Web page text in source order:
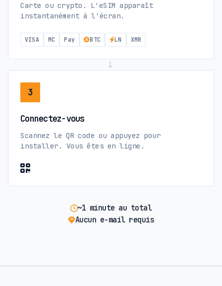
Carte ou crypto. L'eSIM apparaît
instantanément à l'écran.
VISA MC Pay BTC LN XMR
→
3
Connectez-vous
Scannez le QR code ou appuyez pour
installer. Vous êtes en ligne.
~1 minute au total
Aucun e-mail requis